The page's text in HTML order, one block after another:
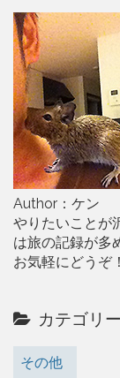
Author：ケン
やりたいことが
は旅の記録が多
お気軽にどうぞ！
カテゴリー
その他